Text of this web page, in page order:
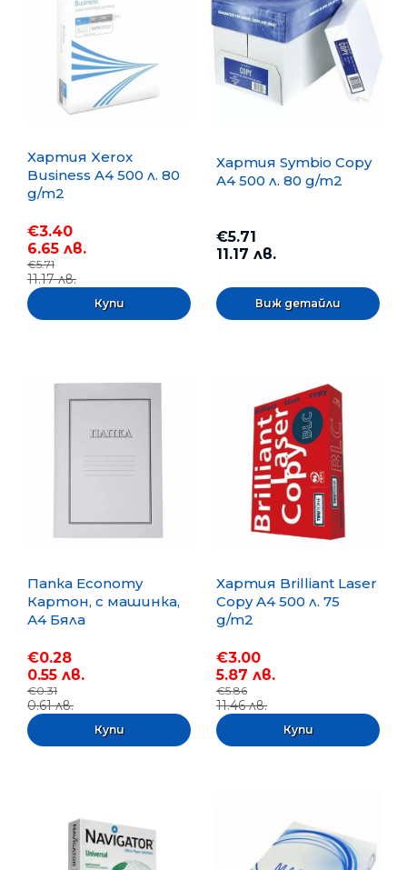
Хартия Xerox
Business A4 500 л. 80
g/m2
€3.40
6.65 лв.
€5.71
11.17 лв.
Хартия Symbio Copy
A4 500 л. 80 g/m2
€5.71
11.17 лв.
Виж детайли
Папка Economy
Картон, с машинка,
А4 Бяла
€0.28
0.55 лв.
€0.31
0.61 лв.
Хартия Brilliant Laser
Copy A4 500 л. 75
g/m2
€3.00
5.87 лв.
€5.86
11.46 лв.